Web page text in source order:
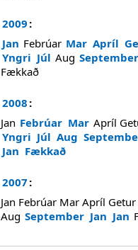
2009 :
Jan Febrúar Mar Apríl
Yngri Júl Aug September
Fækkað
2008 :
Jan Febrúar Mar Apríl
Yngri Júl Aug
Jan Fækkað
2007 :
Jan Febrúar Mar Apríl Getur
Aug September Jan Jan